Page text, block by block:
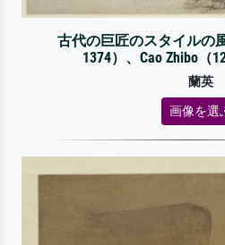
古代の巨匠のスタイルの
1374）、Cao Zhibo（
蘭英
画像を選